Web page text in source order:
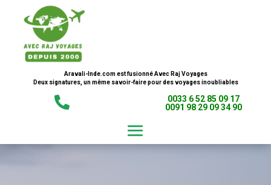
Aravali-Inde.com est fusionné Avec Raj Voyages
Deux signatures, un même savoir-faire pour des voyages inoubliables

0033 6 52 85 09 17
0091 98 29 09 34 90